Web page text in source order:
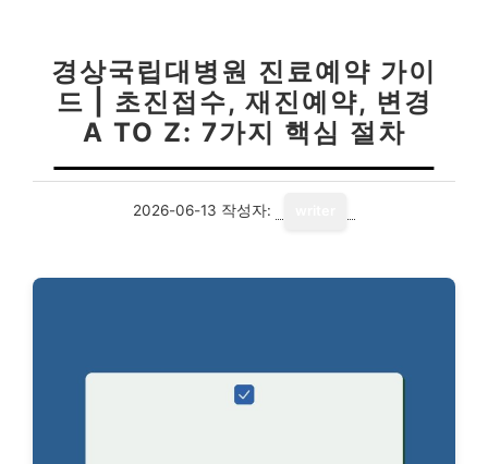
경상국립대병원 진료예약 가이
드 | 초진접수, 재진예약, 변경
A TO Z: 7가지 핵심 절차
2026-06-13 작성자: